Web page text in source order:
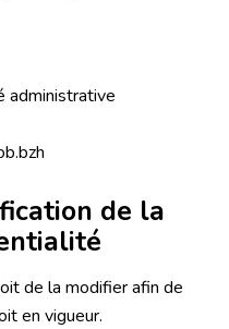
administrative
de la
de la modifier afin de
en vigueur.